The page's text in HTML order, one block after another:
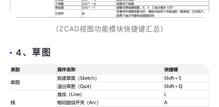
（ZCAD视图功能模块快捷键汇总）
4、草图